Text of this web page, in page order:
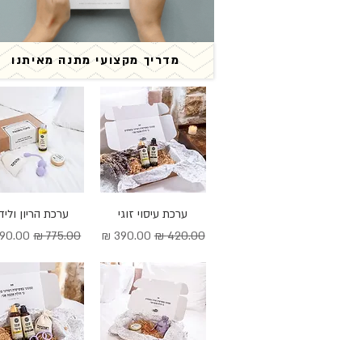
מדריך מקצועי מתנה מאיתנו
תצוגה מהירה
ערכת עיסוי זוגי
מחיר רגיל‏420.00 ‏₪ מחיר מבצע
תצוגה מהירה
ערכת הריון
מחיר רגיל‏775.00 ‏₪ מחיר